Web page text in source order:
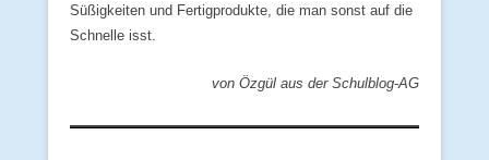
Süßigkeiten und Fertigprodukte, die man sonst auf die
Schnelle isst.
von Özgül aus der Schulblog-AG